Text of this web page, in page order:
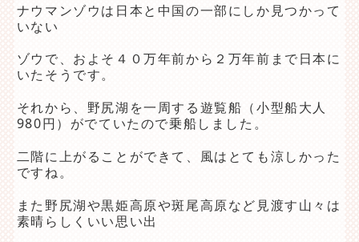
ナウマンゾウは日本と中国の一部にしか見つかって
いない
ゾウで、およそ４０万年前から２万年前まで日本に
いたそうです。
それから、野尻湖を一周する遊覧船（小型船大人
980円）がでていたので乗船しました。
二階に上がることができて、風はとても涼しかった
ですね。
また野尻湖や黒姫高原や斑尾高原など見渡す山々は
素晴らしくいい思い出